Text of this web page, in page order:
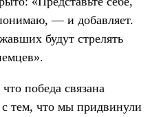
— и добавляет.
будут стрелять
победа связана
тем, что мы придвинули